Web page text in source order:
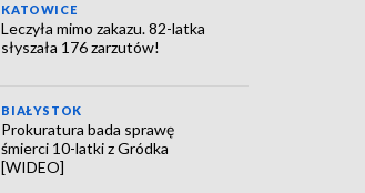
KATOWICE
Leczyła mimo zakazu. 82-latka
słyszała 176 zarzutów!
BIAŁYSTOK
Prokuratura bada sprawę
śmierci 10-latki z Gródka
[WIDEO]